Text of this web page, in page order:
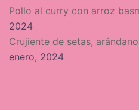
Pollo al curry con arroz
2024
Crujiente de setas,
enero, 2024